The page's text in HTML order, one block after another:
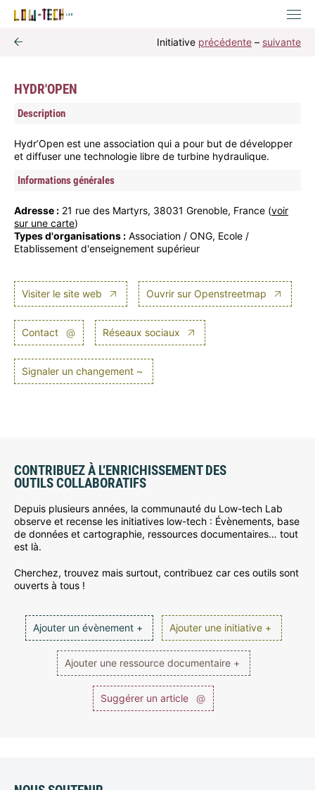
Initiative précédente – suivante
HYDR'OPEN
Description
Hydr’Open est une association qui a pour but de développer
et diffuser une technologie libre de turbine hydraulique.
Informations générales
Adresse : 21 rue des Martyrs, 38031 Grenoble, France (voir
sur une carte)
Types d'organisations : Association / ONG, Ecole /
Etablissement d'enseignement supérieur
Visiter le site web Ouvrir sur Openstreetmap
Contact @ Réseaux sociaux
Signaler un changement ~
CONTRIBUEZ À L’ENRICHISSEMENT DES
OUTILS COLLABORATIFS
Depuis plusieurs années, la communauté du Low-tech Lab
observe et recense les initiatives low-tech : Évènements, base
de données et cartographie, ressources documentaires… tout
est là.
Cherchez, trouvez mais surtout, contribuez car ces outils sont
ouverts à tous !
Ajouter un évènement + Ajouter une initiative +
Ajouter une ressource documentaire +
Suggérer un article @